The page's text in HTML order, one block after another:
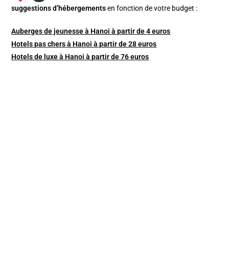
suggestions d’hébergements en fonction de votre budget :
Auberges de jeunesse à Hanoi à partir de 4 euros
Hotels pas chers à Hanoi à partir de 28 euros
Hotels de luxe à Hanoi à partir de 76 euros